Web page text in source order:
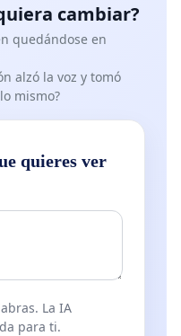
cambiar?
quedándose en
alzó la voz y tomó
mismo?
quieres ver
La IA
para ti.